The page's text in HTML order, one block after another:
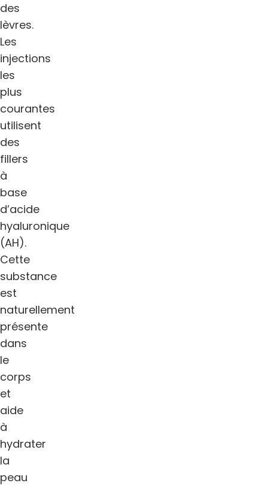
des
lèvres.
Les
injections
les
plus
courantes
utilisent
des
fillers
à
base
d’acide
hyaluronique
(AH).
Cette
substance
est
naturellement
présente
dans
le
corps
et
aide
à
hydrater
la
peau